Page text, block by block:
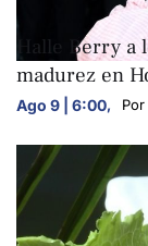
ARTE Y CULTURA
Halle Berry a
madurez en
Ago 9 | 6:00, Por